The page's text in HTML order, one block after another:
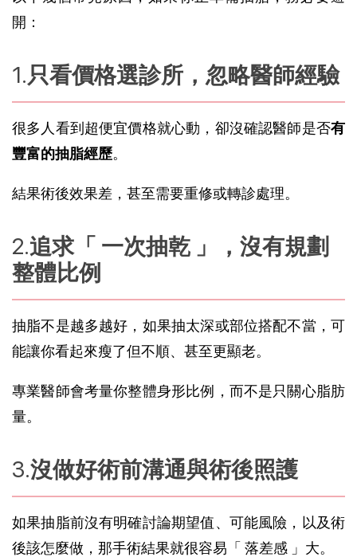
開：
只看價格選診所，忽略醫師經驗
很多人看到超便宜價格就心動，卻沒確認醫師是否有
豐富的抽脂經歷。
結果術後效果差，甚至需要重修或轉診處理。
追求「 一次抽乾 」，沒有規劃
整體比例
抽脂不是越多越好，如果抽太深或部位搭配不當，可
能讓你看起來瘦了但不順、甚至更顯老。
專業醫師會考量你整體身形比例，而不是只關心脂肪
量。
沒做好術前溝通與術後照護
如果抽脂前沒有明確討論期望值、可能風險，以及術
後該怎麼做，那手術結果就很容易「 落差感 」大。